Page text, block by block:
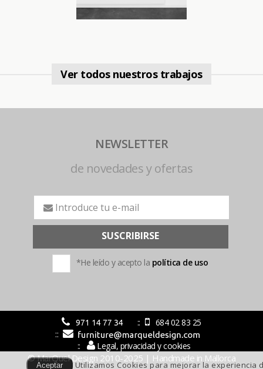
Ver todos nuestros trabajos
NEWSLETTER
de novedades y ofertas
SUSCRIBIRSE
*He leído y acepto la política de uso
684 02 83 25
Legal, privacidad y cookies
© MarQuel Design 2010-2025 | Handmade in Mallorca
Aceptar Utilizamos Cookies para mejorar la experiencia